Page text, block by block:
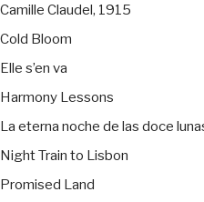
Camille Claudel, 1915
Cold Bloom
Elle s’en va
Harmony Lessons
La eterna noche de las doce
Night Train to Lisbon
Promised Land